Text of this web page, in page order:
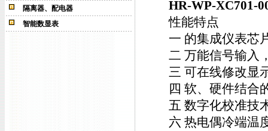
隔离器、配电器
智能数显表
HR-WP-XC701-
性能特点
一 的集成仪表芯
二 万能信号输入
三 可在线修改显
四 软、硬件结合
五 数字化校准技
六 热电偶冷端温